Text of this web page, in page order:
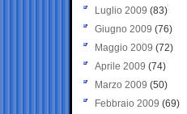
Luglio 2009 (83)
Giugno 2009 (76)
Maggio 2009 (72)
Aprile 2009 (74)
Marzo 2009 (50)
Febbraio 2009 (69)